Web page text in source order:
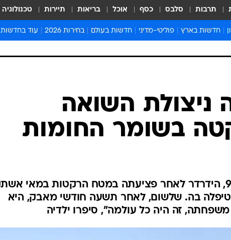
תרבות סלבס כסף אוכל בריאות תיירות טכנולוגיה
חדשות בארץ
בריאות
חברה ורווחה
פוליטי-מדיני חדשות בעולם
אפריקה
בחירות 2026 עוד בחדשות
הנחיות
ארכיון מדורים
לוח שנה
חדשות יהדות
המייל האדום
ניצולת השואה
בשומר החומות
מצבה של נעמי פרלמן בת ה-91, הידרדר לאחר פציעתה במטח הרקטות במאי
בה. שלשום, לאחר תשעה חודשי מאבק, היא
זה היה כל עולמה", סיפרו ילדיה